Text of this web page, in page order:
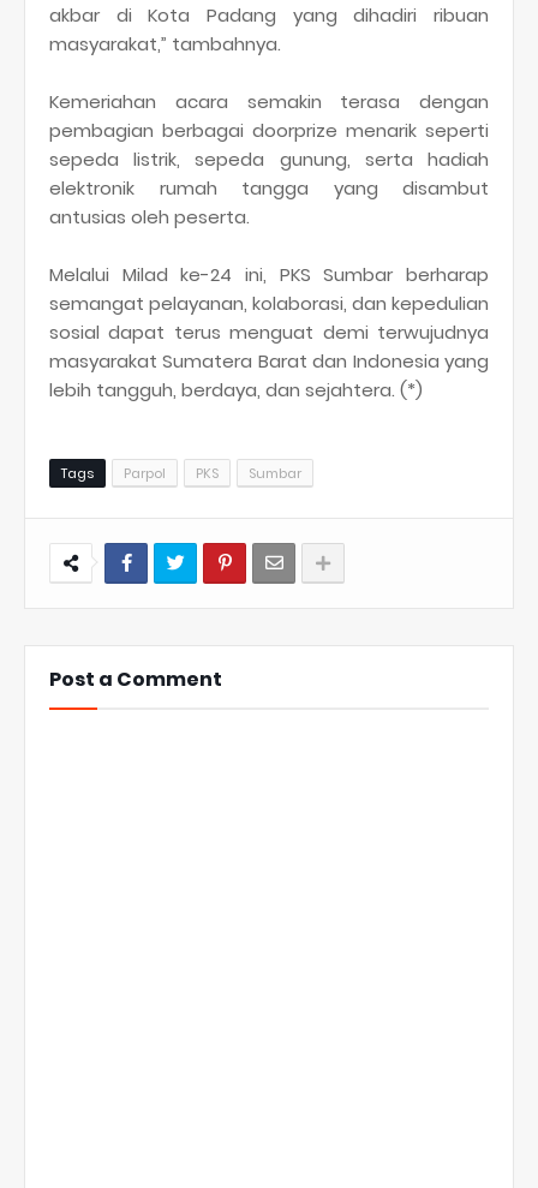
akbar di Kota Padang yang dihadiri ribuan
masyarakat,” tambahnya.
Kemeriahan acara semakin terasa dengan
pembagian berbagai doorprize menarik seperti
sepeda listrik, sepeda gunung, serta hadiah
elektronik rumah tangga yang disambut
antusias oleh peserta.
Melalui Milad ke-24 ini, PKS Sumbar berharap
semangat pelayanan, kolaborasi, dan kepedulian
sosial dapat terus menguat demi terwujudnya
masyarakat Sumatera Barat dan Indonesia yang
lebih tangguh, berdaya, dan sejahtera. (*)
Tags Parpol PKS Sumbar
Post a Comment